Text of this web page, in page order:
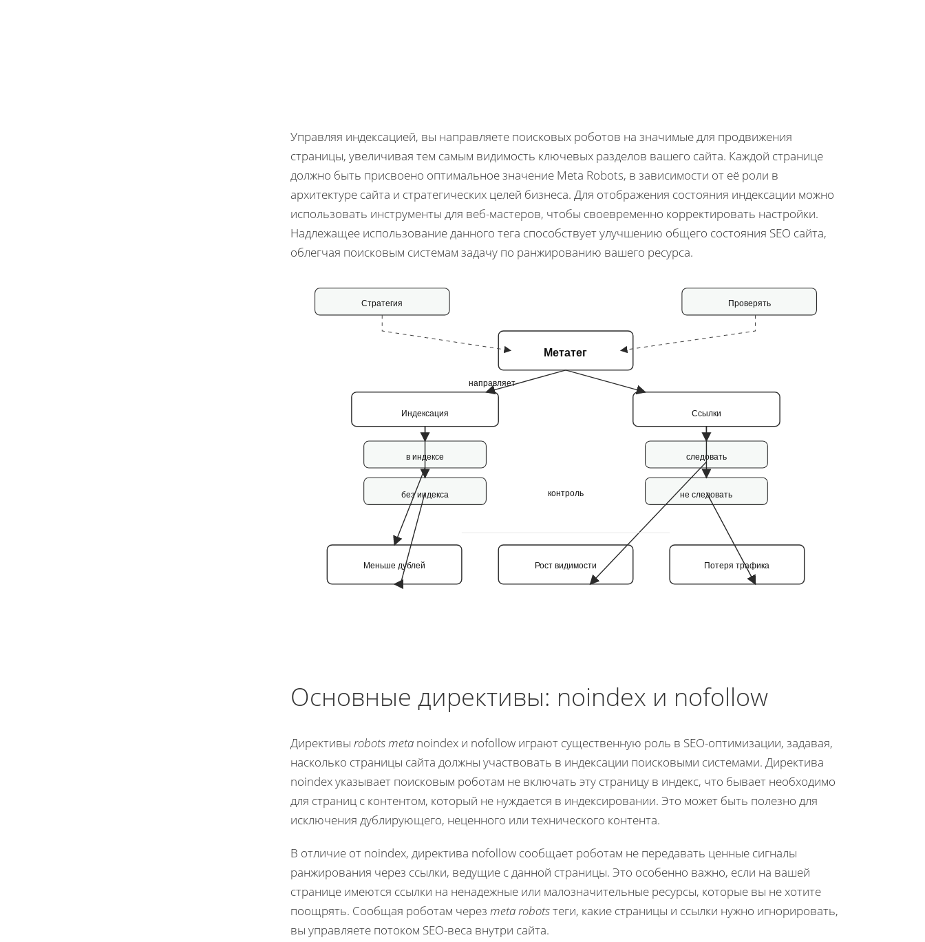
Управляя индексацией, вы направляете поисковых роботов на значимые для продвижения
страницы, увеличивая тем самым видимость ключевых разделов вашего сайта. Каждой странице
должно быть присвоено оптимальное значение Meta Robots, в зависимости от её роли в
архитектуре сайта и стратегических целей бизнеса. Для отображения состояния индексации можно
использовать инструменты для веб-мастеров, чтобы своевременно корректировать настройки.
Надлежащее использование данного тега способствует улучшению общего состояния SEO сайта,
облегчая поисковым системам задачу по ранжированию вашего ресурса.
Стратегия Проверять
Метатег
Индексация Ссылки
в индексе
без индекса
следовать
не следовать
Меньше дублей Рост видимости Потеря трафика
направляет
контроль
Основные директивы: noindex и nofollow
Директивы robots meta noindex и nofollow играют существенную роль в SEO-оптимизации, задавая,
насколько страницы сайта должны участвовать в индексации поисковыми системами. Директива
noindex указывает поисковым роботам не включать эту страницу в индекс, что бывает необходимо
для страниц с контентом, который не нуждается в индексировании. Это может быть полезно для
исключения дублирующего, неценного или технического контента.
В отличие от noindex, директива nofollow сообщает роботам не передавать ценные сигналы
ранжирования через ссылки, ведущие с данной страницы. Это особенно важно, если на вашей
странице имеются ссылки на ненадежные или малозначительные ресурсы, которые вы не хотите
поощрять. Сообщая роботам через meta robotsтеги, какие страницы и ссылки нужно игнорировать,
вы управляете потоком SEO-веса внутри сайта.